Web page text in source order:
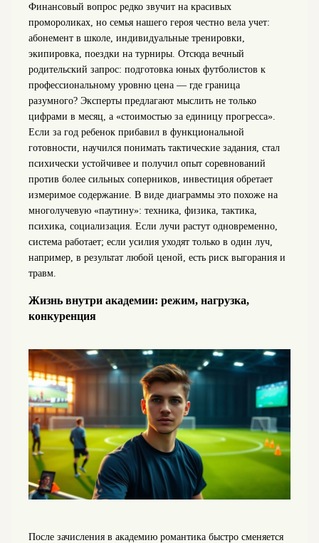
Финансовый вопрос редко звучит на красивых
промороликах, но семья нашего героя честно вела учет:
абонемент в школе, индивидуальные тренировки,
экипировка, поездки на турниры. Отсюда вечный
родительский запрос: подготовка юных футболистов к
профессиональному уровню цена — где граница
разумного? Эксперты предлагают мыслить не только
цифрами в месяц, а «стоимостью за единицу прогресса».
Если за год ребенок прибавил в функциональной
готовности, научился понимать тактические задания, стал
психически устойчивее и получил опыт соревнований
против более сильных соперников, инвестиция обретает
измеримое содержание. В виде диаграммы это похоже на
многолучевую «паутину»: техника, физика, тактика,
психика, социализация. Если лучи растут одновременно,
система работает; если усилия уходят только в один луч,
например, в результат любой ценой, есть риск выгорания и
травм.
Жизнь внутри академии: режим, нагрузка,
конкуренция
После зачисления в академию романтика быстро сменяется